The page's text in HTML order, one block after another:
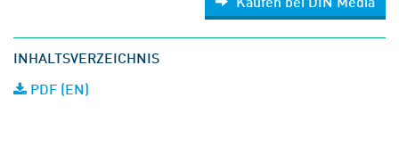
INHALTSVERZEICHNIS
PDF (EN)